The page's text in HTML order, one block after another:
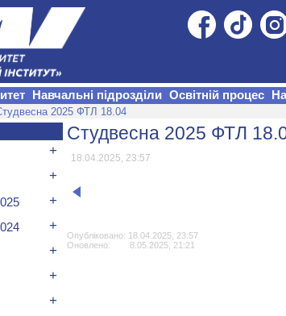
Навчальні підрозділи Освітній процес
2025 ФТЛ 18.04
Студвесна 2025 ФТЛ
18.04.2025, 23:57
Опубліковано: 18.04.2025, 23:57
Оновлено: 8.05.2025, 21:21
+
+
+
+
+
+
+